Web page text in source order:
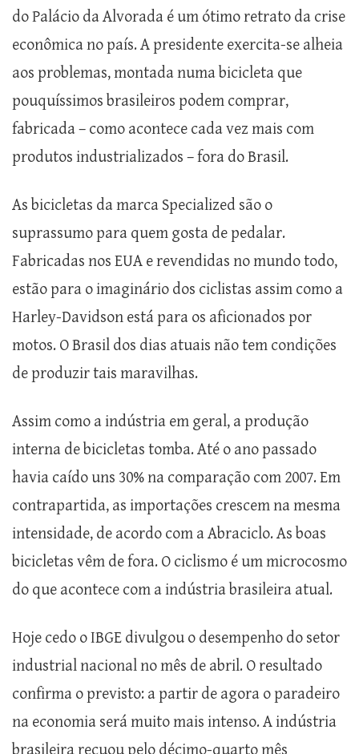
do Palácio da Alvorada é um ótimo retrato da crise
econômica no país. A presidente exercita-se alheia
aos problemas, montada numa bicicleta que
pouquíssimos brasileiros podem comprar,
fabricada – como acontece cada vez mais com
produtos industrializados – fora do Brasil.
As bicicletas da marca Specialized são o
suprassumo para quem gosta de pedalar.
Fabricadas nos EUA e revendidas no mundo todo,
estão para o imaginário dos ciclistas assim como a
Harley-Davidson está para os aficionados por
motos. O Brasil dos dias atuais não tem condições
de produzir tais maravilhas.
Assim como a indústria em geral, a produção
interna de bicicletas tomba. Até o ano passado
havia caído uns 30% na comparação com 2007. Em
contrapartida, as importações crescem na mesma
intensidade, de acordo com a Abraciclo. As boas
bicicletas vêm de fora. O ciclismo é um microcosmo
do que acontece com a indústria brasileira atual.
Hoje cedo o IBGE divulgou o desempenho do setor
industrial nacional no mês de abril. O resultado
confirma o previsto: a partir de agora o paradeiro
na economia será muito mais intenso. A indústria